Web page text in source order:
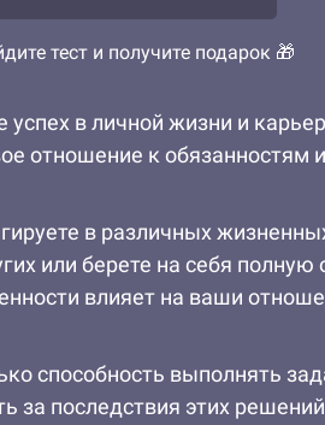
тест и получите подарок 🎁
в личной жизни и
отношение к обязанностям
в различных
или берете на себя полную
влияет на ваши
способность выполнять
за последствия этих